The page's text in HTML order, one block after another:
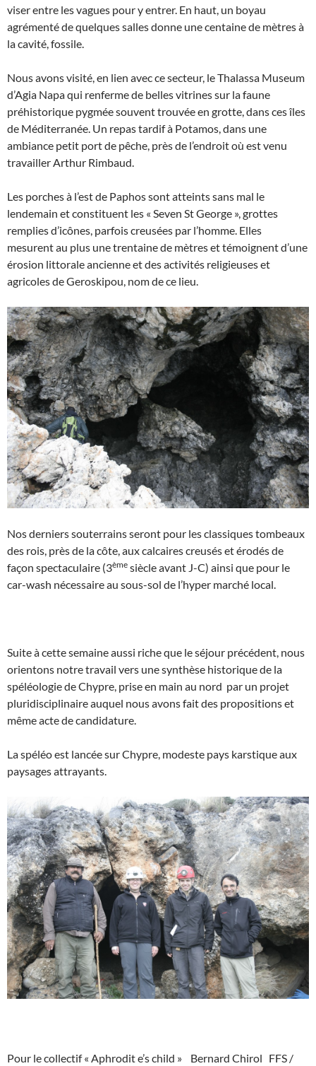
viser entre les vagues pour y entrer. En haut, un boyau
agrémenté de quelques salles donne une centaine de mètres à
la cavité, fossile.
Nous avons visité, en lien avec ce secteur, le Thalassa Museum
d’Agia Napa qui renferme de belles vitrines sur la faune
préhistorique pygmée souvent trouvée en grotte, dans ces îles
de Méditerranée. Un repas tardif à Potamos, dans une
ambiance petit port de pêche, près de l’endroit où est venu
travailler Arthur Rimbaud.
Les porches à l’est de Paphos sont atteints sans mal le
lendemain et constituent les « Seven St George », grottes
remplies d’icônes, parfois creusées par l’homme. Elles
mesurent au plus une trentaine de mètres et témoignent d’une
érosion littorale ancienne et des activités religieuses et
agricoles de Geroskipou, nom de ce lieu.
Nos derniers souterrains seront pour les classiques tombeaux
des rois, près de la côte, aux calcaires creusés et érodés de
façon spectaculaire (3ème siècle avant J-C) ainsi que pour le
car-wash nécessaire au sous-sol de l’hyper marché local.
Suite à cette semaine aussi riche que le séjour précédent, nous
orientons notre travail vers une synthèse historique de la
spéléologie de Chypre, prise en main au nord par un projet
pluridisciplinaire auquel nous avons fait des propositions et
même acte de candidature.
La spéléo est lancée sur Chypre, modeste pays karstique aux
paysages attrayants.
Pour le collectif « Aphrodit e’s child » Bernard Chirol FFS /